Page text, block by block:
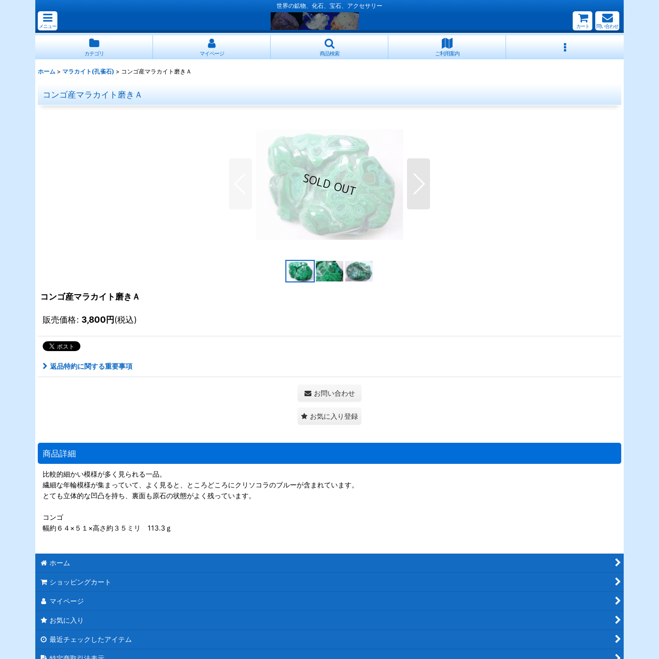
世界の鉱物、化石、宝石、アクセサリー
メニュー カート 問い合わせ
カテゴリ マイページ 商品検索 ご利用案内
ホーム > マラカイト(孔雀石) > コンゴ産マラカイト磨きＡ
コンゴ産マラカイト磨きＡ
コンゴ産マラカイト磨きＡ
販売価格: 3,800円(税込)
返品特約に関する重要事項
お問い合わせ
お気に入り登録
商品詳細
比較的細かい模様が多く見られる一品。
繊細な年輪模様が集まっていて、よく見ると、ところどころにクリソコラのブルーが含まれています。
とても立体的な凹凸を持ち、裏面も原石の状態がよく残っています。
コンゴ
幅約６４×５１×高さ約３５ミリ 113.3ｇ
ホーム
ショッピングカート
マイページ
お気に入り
最近チェックしたアイテム